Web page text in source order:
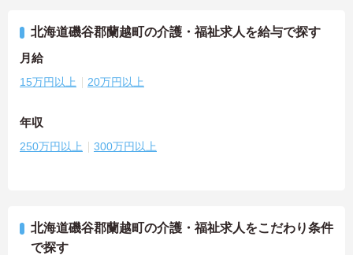
北海道磯谷郡蘭越町の介護・福祉求人を給与で探す
月給
15万円以上 20万円以上
年収
250万円以上 300万円以上
北海道磯谷郡蘭越町の介護・福祉求人をこだわり条件
で探す